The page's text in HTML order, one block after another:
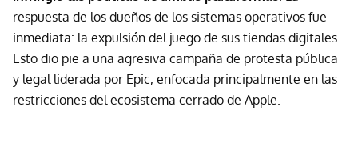
respuesta de los dueños de los sistemas operativos fue
inmediata: la expulsión del juego de sus tiendas digitales.
Esto dio pie a una agresiva campaña de protesta pública
y legal liderada por Epic, enfocada principalmente en las
restricciones del ecosistema cerrado de Apple.